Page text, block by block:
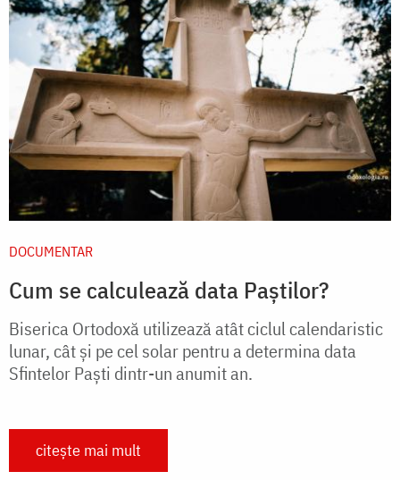
DOCUMENTAR
Cum se calculează data Paștilor?
Biserica Ortodoxă utilizează atât ciclul calendaristic
lunar, cât și pe cel solar pentru a determina data
Sfintelor Paști dintr-un anumit an.
citește mai mult